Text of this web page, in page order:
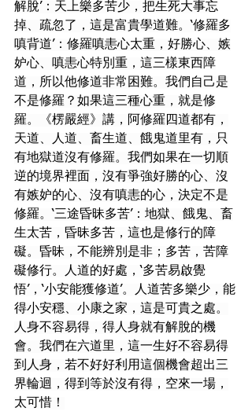
解脫’：天上樂多苦少，把生死大事忘
掉、疏忽了，這是富貴學道難。‘修羅多
嗔背道’：修羅嗔恚心太重，好勝心、嫉
妒心、嗔恚心特別重，這三樣東西障
道，所以他修道非常困難。我們自己是
不是修羅？如果這三種心重，就是修
羅。《楞嚴經》講，阿修羅四道都有，
天道、人道、畜生道、餓鬼道里有，只
有地獄道沒有修羅。我們如果在一切順
逆的境界裡面，沒有爭強好勝的心、沒
有嫉妒的心、沒有嗔恚的心，決定不是
修羅。‘三途昏昧多苦’：地獄、餓鬼、畜
生太苦，昏昧多苦，這也是修行的障
礙。昏昧，不能辨別是非；多苦，苦障
礙修行。人道的好處，‘多苦易啟覺
悟’，‘小安能獲修道’。人道苦多樂少，能
得小安穩、小康之家，這是可貴之處。
人身不容易得，得人身就有解脫的機
會。我們在六道里，這一生好不容易得
到人身，若不好好利用這個機會超出三
界輪迴，得到等於沒有得，空來一場，
太可惜！